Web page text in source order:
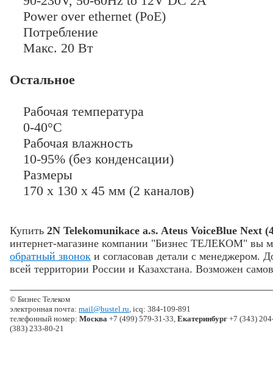
Power over ethernet (PoE)
Потребление
Макс. 20 Вт
Остальное
Рабочая температура
0-40°C
Рабочая влажность
10-95% (без конденсации)
Размеры
170 x 130 x 45 мм (2 каналов)
Купить 2N Telekomunikace a.s. Ateus VoiceBlue Next
интернет-магазине компании "Бизнес ТЕЛЕКОМ" вы
обратный звонок и согласовав детали с менеджером.
всей территории России и Казахстана. Возможен
© Бизнес Телеком
электронная почта: mail@bustel.ru, icq: 384-109-891
телефонный номер: Москва +7 (499) 579-31-33, Екатеринбург +7 (343)
(383) 233-80-21